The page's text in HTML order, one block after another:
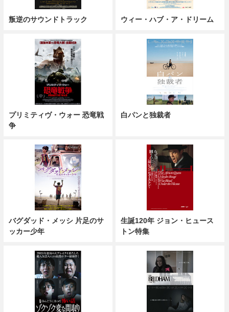
叛逆のサウンドトラック ウィー・ハブ・ア・ドリーム
プリミティヴ・ウォー 恐竜戦
争
白パンと独裁者
バグダッド・メッシ 片足のサ
ッカー少年
生誕120年 ジョン・ヒュース
トン特集